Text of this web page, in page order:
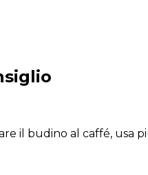
il budino al caffé, usa